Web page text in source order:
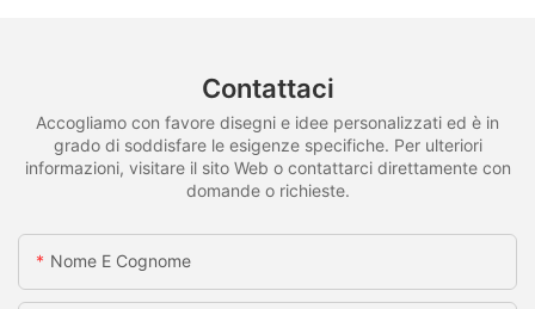
Contattaci
Accogliamo con favore disegni e idee personalizzati ed è in
grado di soddisfare le esigenze specifiche. Per ulteriori
informazioni, visitare il sito Web o contattarci direttamente con
domande o richieste.
Nome E Cognome